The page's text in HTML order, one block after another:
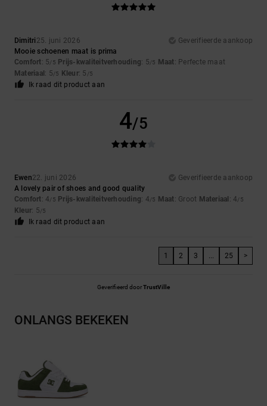
Dimitri 25. juni 2026
Geverifieerde aankoop
Mooie schoenen maat is prima
Comfort: 5/5 Prijs-kwaliteitverhouding: 5/5 Maat: Perfecte maat
Materiaal : 5/5 Kleur: 5 /5
Ik raad dit product aan
4/5
Ewen22. juni 2026
Geverifieerde aankoop
A lovely pair of shoes and good quality
Comfort: 4/5 Prijs-kwaliteitverhouding: 4/5 Maat: Groot Materiaal : 4/5
Kleur: 5/5
Ik raad dit product aan
1 2 3 ... 25 >
Geverifieerd doorTrustVille
ONLANGS BEKEKEN